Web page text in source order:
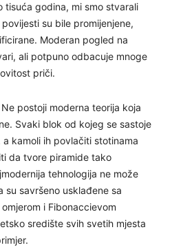
tisuća godina, mi smo stvarali
su bile promijenjene,
Moderan pogled na
ali potpuno odbacuje mnoge
priči.
postoji moderna teorija koja
Svaki blok od kojeg se sastoje
kamoli ih povlačiti stotinama
da tvore piramide tako
tehnologija ne može
su savršeno usklađene sa
i Fibonaccievom
središte svih svetih mjesta